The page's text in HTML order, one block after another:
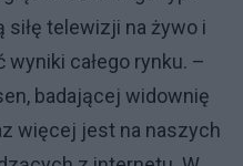
siłę telewizji na żywo i
całego rynku. –
badającej widownię
więcej jest na naszych